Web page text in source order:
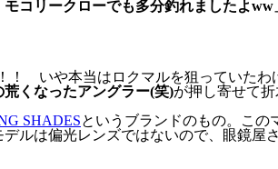
モコリークローでも多分釣れましたよww
！ いや本当はロクマルを狙っていたわ
荒くなったアングラー(笑)が押し寄せて
SHADESというブランドのもの。こ
は偏光レンズではないので、眼鏡屋